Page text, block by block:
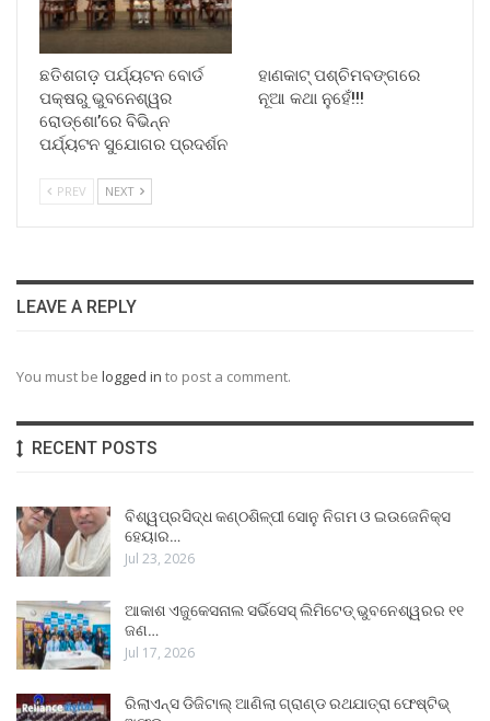
ଛତିଶଗଡ଼ ପର୍ଯ୍ୟଟନ ବୋର୍ଡ
ପକ୍ଷରୁ ଭୁବନେଶ୍ୱର
ରୋଡ୍‌ଶୋ’ରେ ବିଭିନ୍ନ
ପର୍ଯ୍ୟଟନ ସୁଯୋଗର ପ୍ରଦର୍ଶନ
ହାଣକାଟ୍‌ ପଶ୍ଚିମବଙ୍ଗରେ
ନୂଆ କଥା ନୁହେଁ!!!
PREV NEXT
LEAVE A REPLY
You must be logged in to post a comment.
RECENT POSTS
ବିଶ୍ୱପ୍ରସିଦ୍ଧ କଣ୍ଠଶିଳ୍ପୀ ସୋନୁ ନିଗମ ଓ ଇଉଜେନିକ୍ସ
ହେୟାର…
Jul 23, 2026
ଆକାଶ ଏଜୁକେସନାଲ ସର୍ଭିସେସ୍ ଲିମିଟେଡ୍ ଭୁବନେଶ୍ୱରର ୧୧
ଜଣ…
Jul 17, 2026
ରିଲାଏନ୍ସ ଡିଜିଟାଲ୍ ଆଣିଲା ଗ୍ରାଣ୍ଡ ରଥଯାତ୍ରା ଫେଷ୍ଟିଭ୍